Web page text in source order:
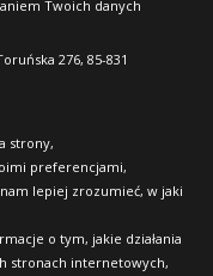
Twoich danych
276, 85-831
strony,
preferencjami,
lepiej zrozumieć, w jaki
o tym, jakie działania
stronach internetowych,